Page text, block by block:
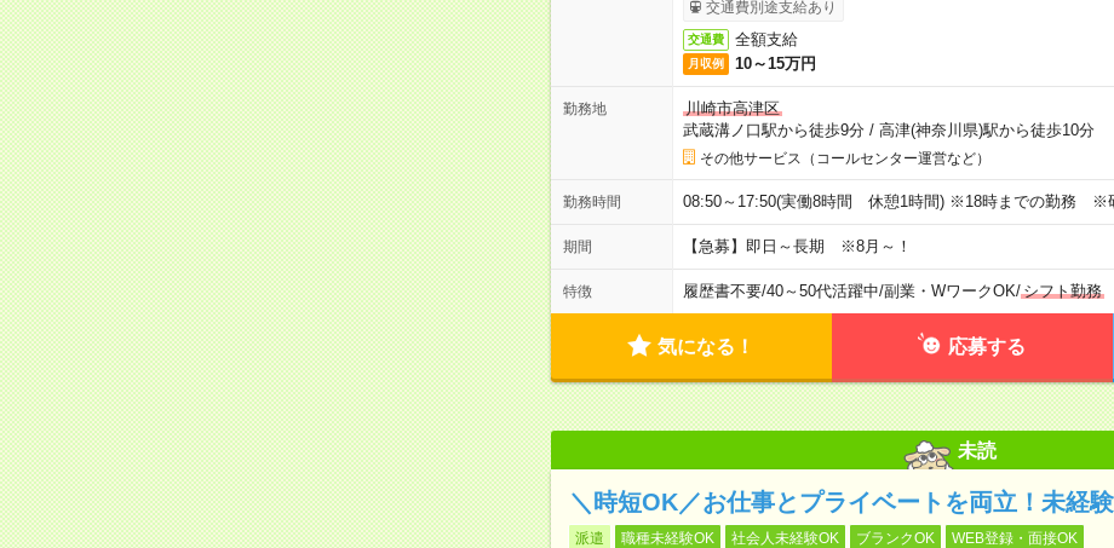
交通費別途支給あり
交通費 全額支給
月収例 10～15万円
勤務地
川崎市高津区
武蔵溝ノ口駅から徒歩9分/ 高津(神奈川県)駅から徒歩10分
その他サービス（コールセンター運営など）
勤務時間 08:50～17:50(実働8時間 休憩1時間) ※18時までの勤務 ※研
期間 【急募】即日～長期 ※8月～！
特徴 履歴書不要/40～50代活躍中/副業・WワークOK/シフト勤務
気になる！ 応募する
未読
＼時短OK／お仕事とプライベートを両立！未経
派遣 職種未経験OK 社会人未経験OK ブランクOK WEB登録・面接OK